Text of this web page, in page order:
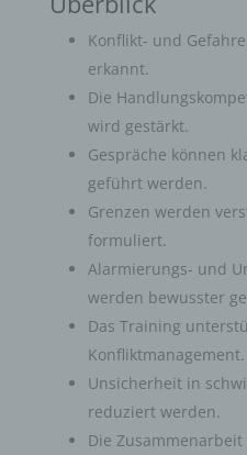
Konflikt- und
erkannt.
Die
wird gestärkt.
Gespräche können
geführt werden.
Grenzen werden
formuliert.
Alarmierungs- und
werden bewusster
Das Training
Konfliktmanagement.
Unsicherheit in
reduziert werden.
Die